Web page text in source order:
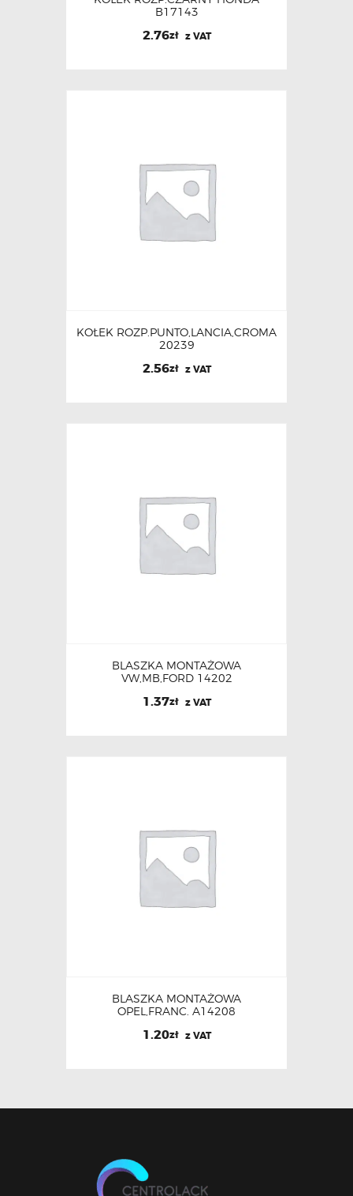
B17143
2.76zł z VAT
KOŁEK ROZP.PUNTO,LANCIA,CROMA
20239
2.56zł z VAT
BLASZKA MONTAŻOWA
VW,MB,FORD 14202
1.37zł z VAT
BLASZKA MONTAŻOWA
OPEL,FRANC. A14208
1.20zł z VAT